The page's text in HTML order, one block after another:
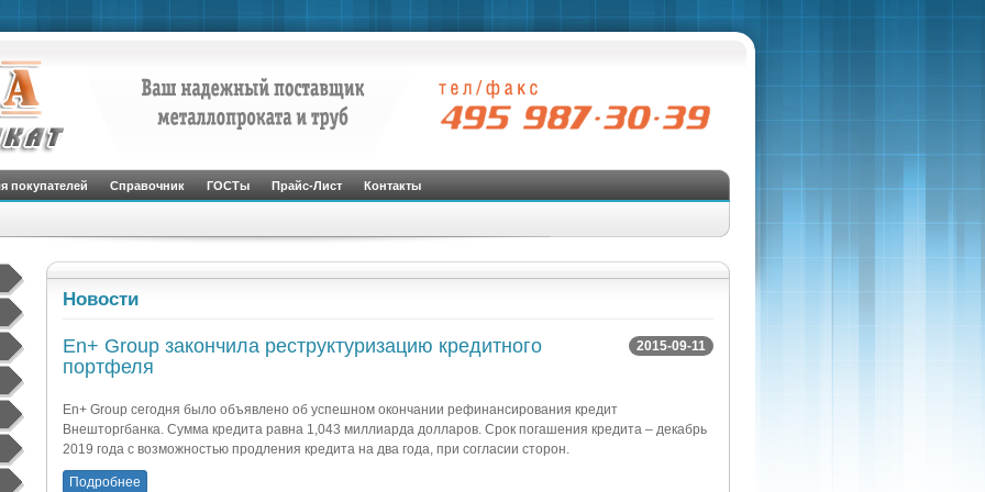
покупателей Справочник ГОСТы Прайс-Лист Контакты
Новости
2015-09-11
En+ Group закончила реструктуризацию кредитного
портфеля
En+ Group сегодня было объявлено об успешном окончании рефинансирования кредит
Внешторгбанка. Сумма кредита равна 1,043 миллиарда долларов. Срок погашения кредита – декабрь
2019 года с возможностью продления кредита на два года, при согласии сторон.
Подробнее